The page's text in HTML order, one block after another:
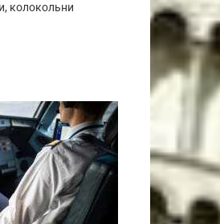
колокольни